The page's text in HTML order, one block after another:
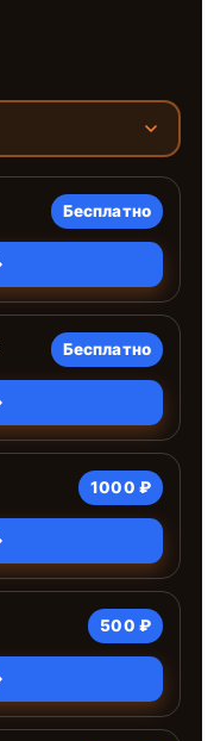
Бесплатно
Бесплатно
1000 ₽
500 ₽